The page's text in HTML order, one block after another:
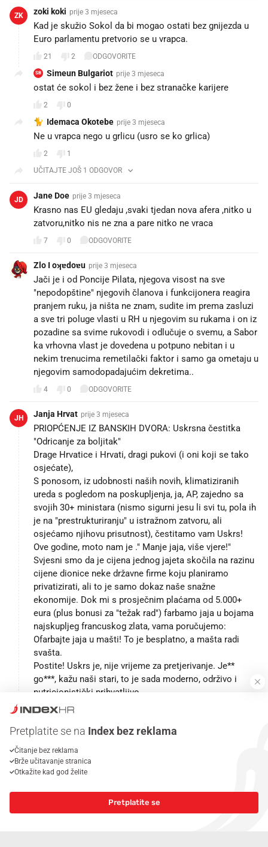
ZK zoki koki prije 3 mjeseca
Kad je skužio Sokol da bi mogao ostati bez gnijezda u
Euro parlamentu pretvorio se u vrapca.
21 2 ODGOVORITE
SB Simeun Bulgariot prije 3 mjeseca
ostat će sokol i bez žene i bez stranačke karijere
2 0
Idemaca Okotebe prije 3 mjeseca
Ne u vrapca nego u grlicu (usro se ko grlica)
2
1
UČITAJTE JOŠ 1 ODGOVOR
JD Jane Doe prije 3 mjeseca
Krasno nas EU gledaju ,svaki tjedan nova afera ,nitko u
zatvoru,nitko nis ne zna a pare nitko ne vraca
7 0 ODGOVORITE
Zlo I oʞɐdoɐu prije 3 mjeseca
Jači je i od Poncije Pilata, njegova visost na sve
"nepodopštine" njegovih članova i funkcijonera reagira
pranjem ruku, ja ništa ne znam, sudite im prema zasluzi
a sve tri poluge vlasti u RH u njegovim su rukama i on iz
pozadine sa svime rukovodi i odlučuje o svemu, a Sabor
ka vrhovna vlast je dovedena u potpuno nebitan i u
nekim trenucima remetilački faktor i samo ga ometaju u
njegovim samodopadajućim dekretima.. 🫵😠
4 0 ODGOVORITE
JH Janja Hrvat prije 3 mjeseca
PRIOPĆENJE IZ BANSKIH DVORA: Uskrsna čestitka
"Odricanje za boljitak"
Drage Hrvatice i Hrvati, dragi pukovi (i oni koji se tako
osjećate),
S ponosom, iz udobnosti naših novih, klimatiziranih
ureda s pogledom na poskupljenja, ja, AP, zajedno sa
svojih 30+ ministara (nismo sigurni jesu li svi tu, pola ih
je na "prestrukturiranju" u istražnom zatvoru, ali
osjećamo njihovu prisutnost), čestitamo vam Uskrs!
Ove godine, moto nam je ." Manje jaja, više vjere!"
Svjesni smo da je cijena jednog jajeta skočila na razinu
cijene dionice neke državne firme koju planiramo
privatizirati, ali to je samo dokaz naše snažne
ekonomije. Dok mi s prosječnim plaćama od 5.000+
eura (plus bonusi za "težak rad") farbamo jaja u bojama
najskupljeg francuskog zlata, vama poručujemo:
Ofarbajte jaja u mašti! To je besplatno, a mašta radi
svašta.
Postite! Uskrs je, nije vrijeme za pretjerivanje. Je**
go***, kažu naši stari, to je sada moderno, održivo i
nutricionistički prihvatljivo.
Pokrali? Mi? To se zove "optimizacija imovine" i
ne može svatko, to je umjetnost.
1 0
PRIKAŽI 1 ODGOVOR
JD joža doktor prije 3 mjeseca
Nema jadnijeg čovjeka od onog kojemu je žao što je
Pretplatite se na Index bez reklama
Čitanje bez reklama
Brže učitavanje stranica
Otkažite kad god želite
Pretplatite se